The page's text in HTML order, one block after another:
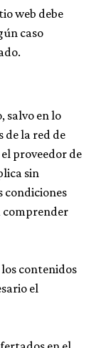
web debe
caso
salvo en lo
de la red de
proveedor de
sin
condiciones
comprender
contenidos
el